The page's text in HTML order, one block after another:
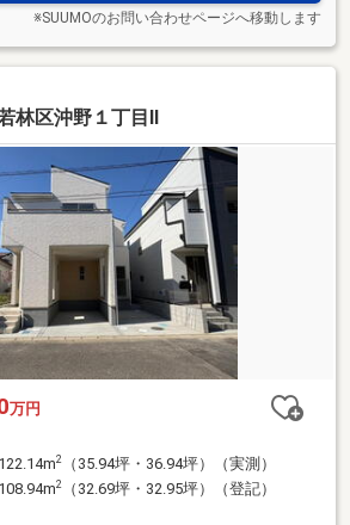
※SUUMOのお問い合わせページへ移動します
林区沖野１丁目Ⅱ
万円
2
（35.94坪・36.94坪）（実測）
2
（32.69坪・32.95坪）（登記）